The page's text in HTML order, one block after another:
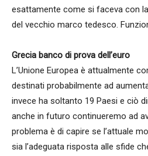
esattamente come si faceva con
del vecchio marco tedesco.
Grecia banco di prova dell’euro
L’Unione Europea è attualmente
destinati probabilmente ad
invece ha soltanto 19 Paesi e ciò
anche in futuro continueremo ad
problema è di capire se l’attuale
sia l’adeguata risposta alle sfide